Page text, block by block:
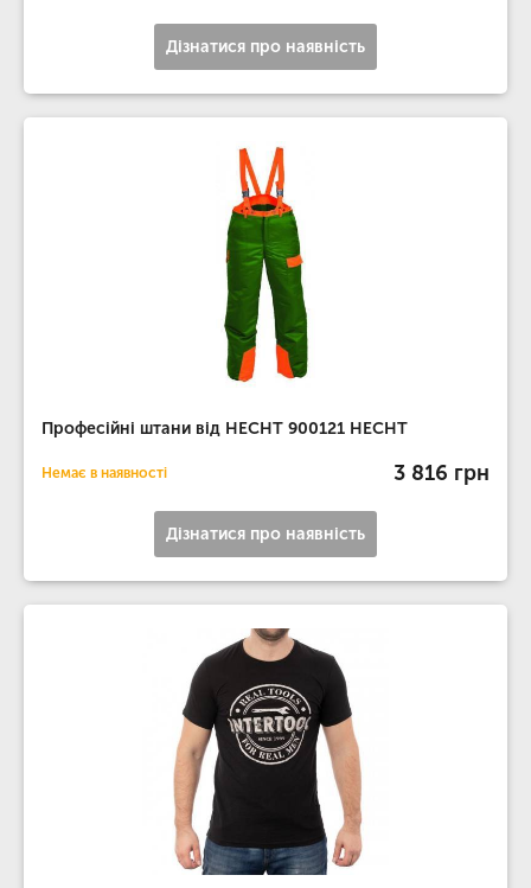
Дізнатися про наявність
Професійні штани від HECHT 900121 HECHT
Немає в наявності 3 816 грн
Дізнатися про наявність